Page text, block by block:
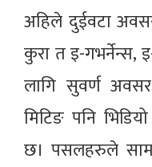
अहिले दुईवटा
कुरा त इ-गभर्नेन्स,
लागि सुवर्ण
मिटिङ पनि
छ। पसलहरुले